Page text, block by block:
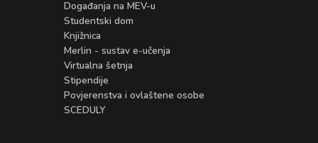
Događanja na MEV-u
Studentski dom
Knjižnica
Merlin - sustav e-učenja
Virtualna šetnja
Stipendije
Povjerenstva i ovlaštene osobe
SCEDULY